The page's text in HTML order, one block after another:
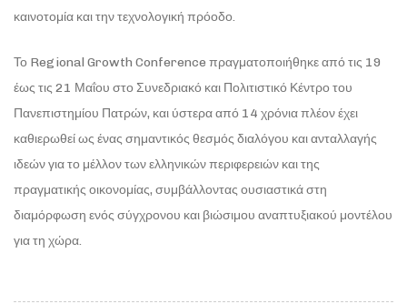
καινοτομία και την τεχνολογική πρόοδο.
Το Regional Growth Conference πραγματοποιήθηκε από τις 19
έως τις 21 Μαΐου στο Συνεδριακό και Πολιτιστικό Κέντρο του
Πανεπιστημίου Πατρών, και ύστερα από 14 χρόνια πλέον έχει
καθιερωθεί ως ένας σημαντικός θεσμός διαλόγου και ανταλλαγής
ιδεών για το μέλλον των ελληνικών περιφερειών και της
πραγματικής οικονομίας, συμβάλλοντας ουσιαστικά στη
διαμόρφωση ενός σύγχρονου και βιώσιμου αναπτυξιακού μοντέλου
για τη χώρα.